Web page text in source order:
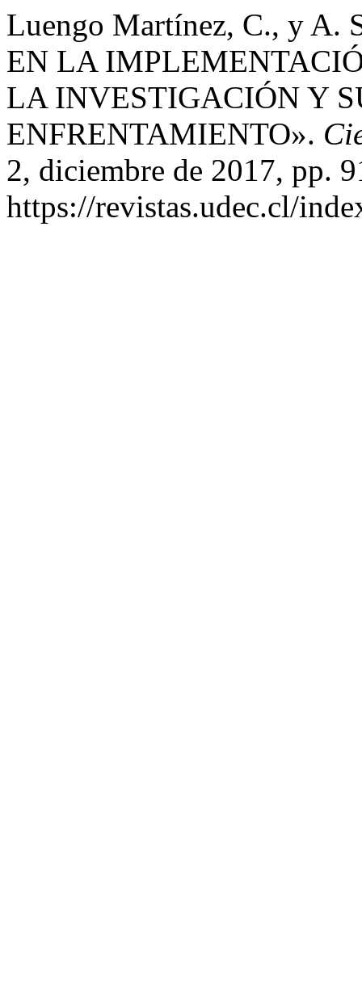
Luengo Martínez, C., y A.
EN LA
LA INVESTIGACIÓN Y
ENFRENTAMIENTO».
2, diciembre de 2017, pp.
https://revistas.udec.cl/